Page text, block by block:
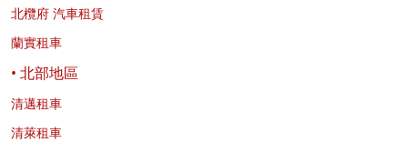
北欖府 汽車租賃
蘭實租車
• 北部地區
清邁租車
清萊租車